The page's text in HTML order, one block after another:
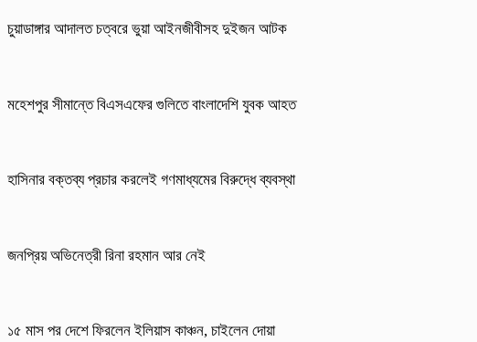
চুয়াডাঙ্গার আদালত চত্বরে ভুয়া আইনজীবীসহ দুইজন আটক
মহেশপুর সীমান্তে বিএসএফের গুলিতে বাংলাদেশি যুবক আহত
হাসিনার বক্তব্য প্রচার করলেই গণমাধ্যমের বিরুদ্ধে ব্যবস্থা
জনপ্রিয় অভিনেত্রী রিনা রহমান আর নেই
১৫ মাস পর দেশে ফিরলেন ইলিয়াস কাঞ্চন, চাইলেন দোয়া